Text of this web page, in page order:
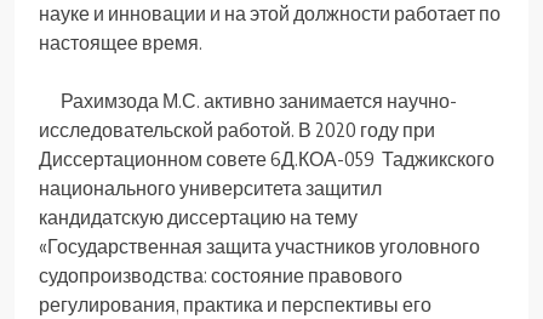
науке и инновации и на этой должности работает по
настоящее время.
Рахимзода М.С. активно занимается научно-
исследовательской работой. В 2020 году при
Диссертационном совете 6Д.КОА-059 Таджикского
национального университета защитил
кандидатскую диссертацию на тему
«Государственная защита участников уголовного
судопроизводства: состояние правового
регулирования, практика и перспективы его